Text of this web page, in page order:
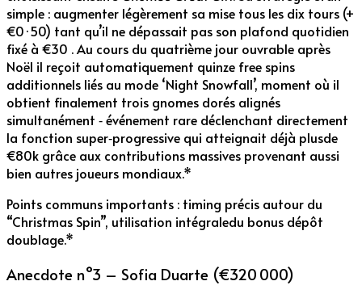
simple : augmenter légèrement sa mise tous les dix tours (+
€0·50) tant qu’il ne dépassait pas son plafond quotidien
fixé à €30 . Au cours du quatrième jour ouvrable après
Noël il reçoit automatiquement quinze free spins
additionnels liés au mode ‘Night Snowfall’, moment où il
obtient finalement trois gnomes dorés alignés
simultanément ‑ événement rare déclenchant directement
la fonction super‐progressive qui atteignait déjà plusde
€80k grâce aux contributions massives provenant aussi
bien autres joueurs mondiaux.*
Points communs importants : timing précis autour du
“Christmas Spin”, utilisation intégraledu bonus dépôt
doublage.*
Anecdote n°3 – Sofia Duarte (€320 000)